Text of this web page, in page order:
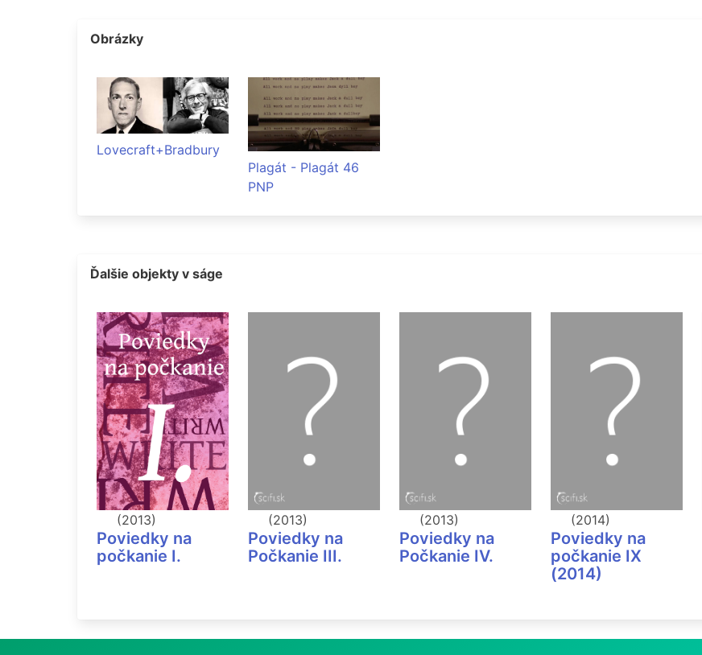
Obrázky
Lovecraft+Bradbury
Plagát - Plagát 46
PNP
Ďalšie objekty v ságe
(2013)
Poviedky na
počkanie I.
(2013)
Poviedky na
Počkanie III.
(2013)
Poviedky na
Počkanie IV.
(2014)
Poviedky na
počkanie IX
(2014)